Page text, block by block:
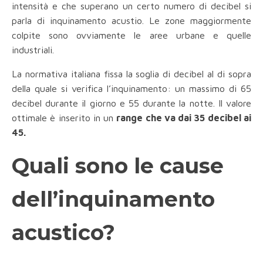
intensità e che superano un certo numero di decibel si
parla di inquinamento acustio. Le zone maggiormente
colpite sono ovviamente le aree urbane e quelle
industriali.
La normativa italiana fissa la soglia di decibel al di sopra
della quale si verifica l’inquinamento: un massimo di 65
decibel durante il giorno e 55 durante la notte. Il valore
ottimale è inserito in un range che va dai 35 decibel ai
45.
Quali sono le cause
dell’inquinamento
acustico?